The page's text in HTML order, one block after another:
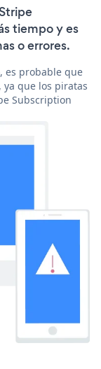
tiempo y es
o errores.
es probable que
que los piratas
Subscription